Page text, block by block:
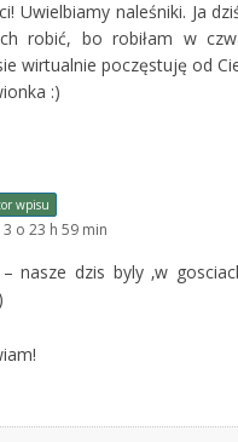
Uwielbiamy naleśniki. Ja
robić, bo robiłam w
wirtualnie poczęstuję od
:)
wpisu
o 23 h 59 min
nasze dzis byly ‚w